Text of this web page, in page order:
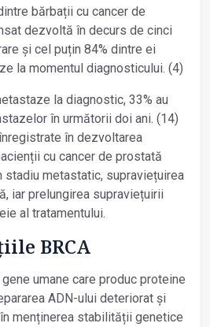
bărbații cu cancer de
dezvoltă în decurs de cinci
și cel puțin 84% dintre ei
la momentul diagnosticului. (4)
la diagnostic, 33% au
în următorii doi ani. (14)
în dezvoltarea
cu cancer de prostată
metastatic, supraviețuirea
iar prelungirea supraviețuirii
al tratamentului.
BRCA
umane care produc proteine
ADN-ului deteriorat și
menținerea stabilității genetice